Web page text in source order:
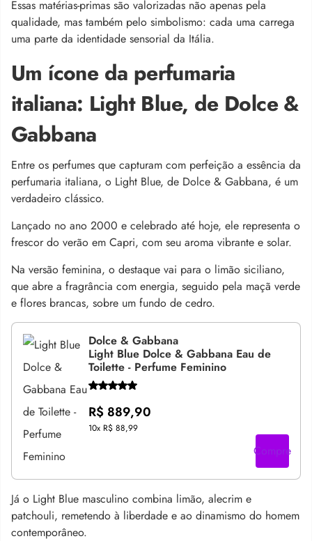
Essas matérias-primas são valorizadas não apenas pela
qualidade, mas também pelo simbolismo: cada uma carrega
uma parte da identidade sensorial da Itália.
Um ícone da perfumaria
italiana: Light Blue, de Dolce &
Gabbana
Entre os perfumes que capturam com perfeição a essência da
perfumaria italiana, o Light Blue, de Dolce & Gabbana, é um
verdadeiro clássico.
Lançado no ano 2000 e celebrado até hoje, ele representa o
frescor do verão em Capri, com seu aroma vibrante e solar.
Na versão feminina, o destaque vai para o limão siciliano,
que abre a fragrância com energia, seguido pela maçã verde
e flores brancas, sobre um fundo de cedro.
Dolce & Gabbana
Light Blue Dolce & Gabbana Eau de
Toilette - Perfume Feminino
R$ 889,90
10x R$ 88,99
Compre
Já o Light Blue masculino combina limão, alecrim e
patchouli, remetendo à liberdade e ao dinamismo do homem
contemporâneo.